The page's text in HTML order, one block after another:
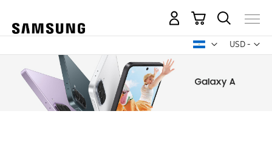
USD -
dólar
Mi carrito